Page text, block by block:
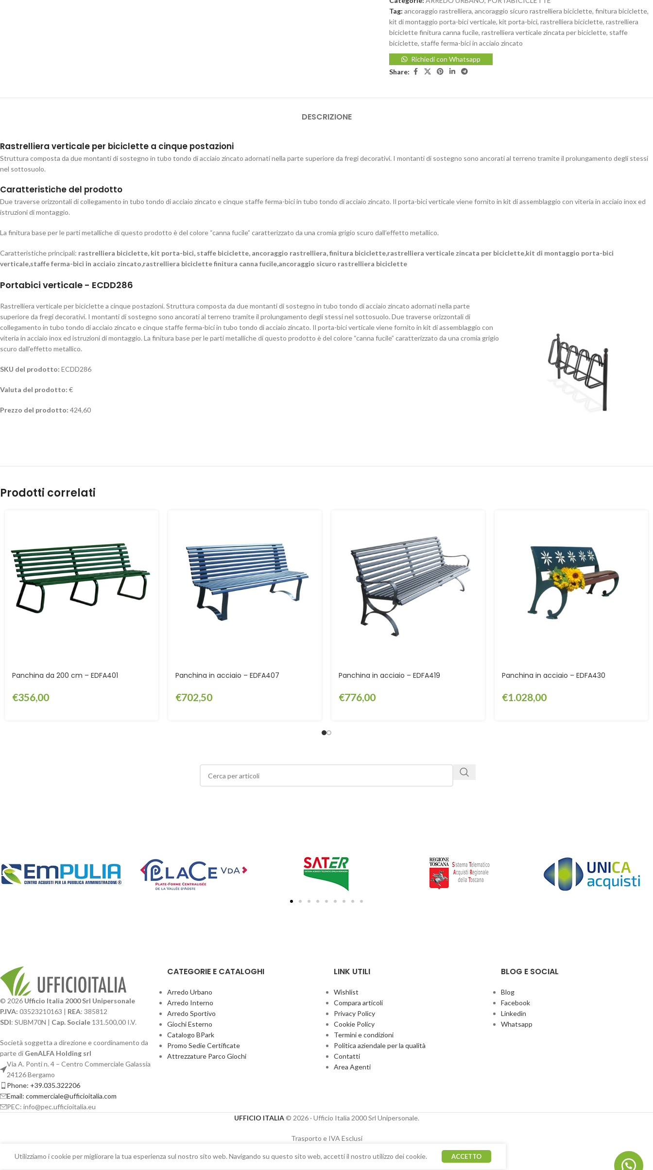
Tag: ancoraggio rastrelliera, ancoraggio sicuro rastrelliera biciclette, finitura biciclette,
kit di montaggio porta-bici verticale, kit porta-bici, rastrelliera biciclette, rastrelliera
biciclette finitura canna fucile, rastrelliera verticale zincata per biciclette, staffe
biciclette, staffe ferma-bici in acciaio zincato
Richiedi con Whatsapp
Share:
DESCRIZIONE
Rastrelliera verticale per biciclette a cinque postazioni
Struttura composta da due montanti di sostegno in tubo tondo di acciaio zincato adornati nella parte superiore da fregi decorativi. I montanti di sostegno sono ancorati al terreno tramite il prolungamento degli stessi
nel sottosuolo.
Caratteristiche del prodotto
Due traverse orizzontali di collegamento in tubo tondo di acciaio zincato e cinque staffe ferma-bici in tubo tondo di acciaio zincato. Il porta-bici verticale viene fornito in kit di assemblaggio con viteria in acciaio inox ed
istruzioni di montaggio.
La finitura base per le parti metalliche di questo prodotto è del colore “canna fucile” caratterizzato da una cromia grigio scuro dall’effetto metallico.
Caratteristiche principali: rastrelliera biciclette, kit porta-bici, staffe biciclette, ancoraggio rastrelliera, finitura biciclette,rastrelliera verticale zincata per biciclette,kit di montaggio porta-bici
verticale,staffe ferma-bici in acciaio zincato,rastrelliera biciclette finitura canna fucile,ancoraggio sicuro rastrelliera biciclette
Portabici verticale - ECDD286
Rastrelliera verticale per biciclette a cinque postazioni. Struttura composta da due montanti di sostegno in tubo tondo di acciaio zincato adornati nella parte
superiore da fregi decorativi. I montanti di sostegno sono ancorati al terreno tramite il prolungamento degli stessi nel sottosuolo. Due traverse orizzontali di
collegamento in tubo tondo di acciaio zincato e cinque staffe ferma-bici in tubo tondo di acciaio zincato. Il porta-bici verticale viene fornito in kit di assemblaggio con
viteria in acciaio inox ed istruzioni di montaggio. La finitura base per le parti metalliche di questo prodotto è del colore “canna fucile” caratterizzato da una cromia grigio
scuro dall'effetto metallico.
SKU del prodotto: ECDD286
Valuta del prodotto: €
Prezzo del prodotto: 424,60
Prodotti correlati
Panchina da 200 cm – EDFA401
€356,00
Panchina in acciaio – EDFA407
€702,50
Panchina in acciaio – EDFA419
€776,00
Panchina in acciaio – EDFA430
€1.028,00
© 2026 Ufficio Italia 2000 Srl Unipersonale
P.IVA: 03523210163 | REA: 385812
SDI: SUBM70N | Cap. Sociale 131.500,00 I.V.
Società soggetta a direzione e coordinamento da
parte di GenALFA Holding srl
Via A. Ponti n. 4 – Centro Commerciale Galassia
24126 Bergamo
Phone: +39.035.322206
Email: commerciale@ufficioitalia.com
PEC: info@pec.ufficioitalia.eu
CATEGORIE E CATALOGHI
Arredo Urbano
Arredo Interno
Arredo Sportivo
Giochi Esterno
Catalogo BPark
Promo Sedie Certificate
Attrezzature Parco Giochi
LINK UTILI
Wishlist
Compara articoli
Privacy Policy
Cookie Policy
Termini e condizioni
Politica aziendale per la qualità
Contatti
Area Agenti
BLOG E SOCIAL
Blog
Facebook
Linkedin
Whatsapp
UFFICIO ITALIA © 2026· Ufficio Italia 2000 Srl Unipersonale.
Trasporto e IVA Esclusi
Utilizziamo i cookie per migliorare la tua esperienza sul nostro sito web. Navigando su questo sito web, accetti il ​​nostro utilizzo dei cookie. ACCETTO